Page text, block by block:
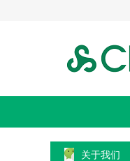
关于我们